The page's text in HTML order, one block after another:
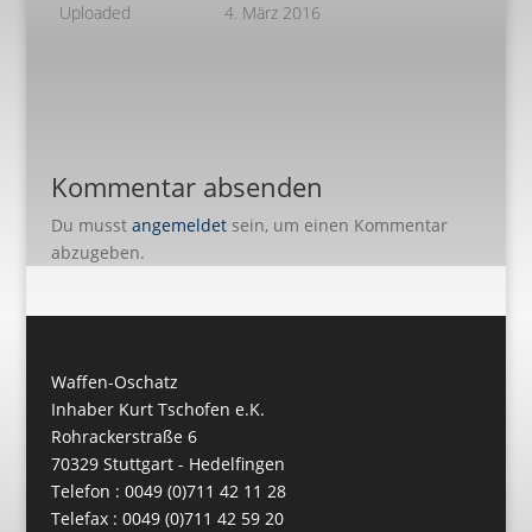
Uploaded 4. März 2016
Kommentar absenden
Du musst angemeldetsein, um einen Kommentar
abzugeben.
Waffen-Oschatz
Inhaber Kurt Tschofen e.K.
Rohrackerstraße 6
70329 Stuttgart - Hedelfingen
Telefon : 0049 (0)711 42 11 28
Telefax : 0049 (0)711 42 59 20